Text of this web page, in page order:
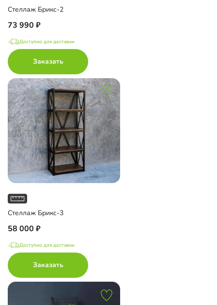
Стеллаж Брикс-2
73 990
Доступно для доставки
Заказать
Стеллаж Брикс-3
58 000
Доступно для доставки
Заказать